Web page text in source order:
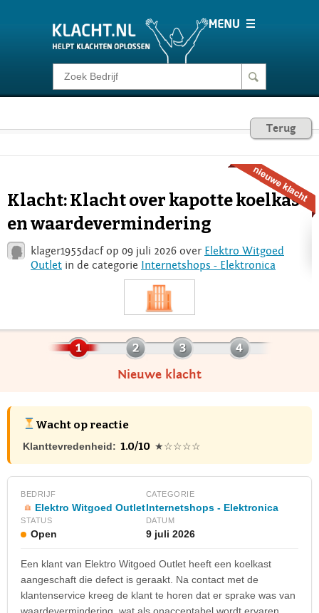
Klacht melden
Consumentenrecht
Voor Bedrijven
Login
Terug
Klacht: Klacht over kapotte koelkast
en waardevermindering
klager1955dacf op 09 juli 2026 over Elektro Witgoed
Outlet in de categorie Internetshops - Elektronica
Nieuwe klacht
Wacht op reactie
Klanttevredenheid: 1.0/10 ★☆☆☆☆
BEDRIJF
Elektro Witgoed Outlet
CATEGORIE
Internetshops - Elektronica
STATUS
Open
DATUM
9 juli 2026
Een klant van Elektro Witgoed Outlet heeft een koelkast
aangeschaft die defect is geraakt. Na contact met de
klantenservice kreeg de klant te horen dat er sprake was van
waardevermindering, wat als onacceptabel wordt ervaren,